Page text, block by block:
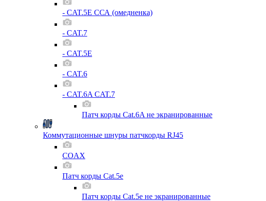
- CAT.5E ССА (омедненка)
- CAT.7
- CAT.5E
- CAT.6
- CAT.6A CAT.7
Патч корды Cat.6A не экранированные
Коммутационные шнуры патчкорды RJ45
COAX
Патч корды Cat.5e
Патч корды Cat.5e не экранированные